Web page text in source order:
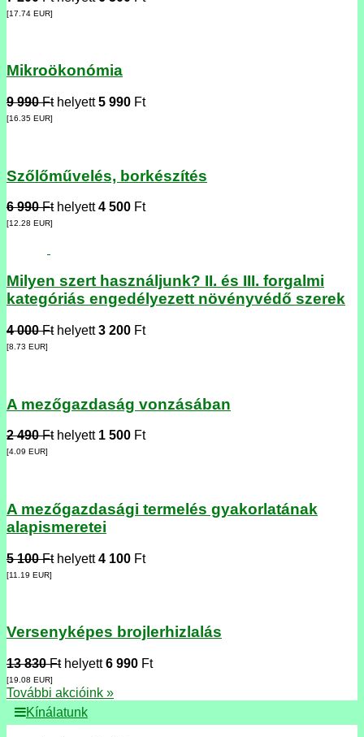
[17.74 EUR]
Mikroökonómia
9 990 Fthelyett5 990 Ft
[16.35 EUR]
Szőlőművelés, borkészítés
6 990 Fthelyett4 500 Ft
[12.28 EUR]
Milyen szert használjunk? II. és III. forgalmi
kategóriás engedélyezett növényvédő szerek
4 000 Fthelyett3 200 Ft
[8.73 EUR]
A mezőgazdaság vonzásában
2 490 Fthelyett 1 500 Ft
[4.09 EUR]
A mezőgazdasági termelés gyakorlatának
alapismeretei
5 100 Fthelyett4 100 Ft
[11.19 EUR]
Versenyképes brojlerhizlalás
13 830 Fthelyett6 990 Ft
[19.08 EUR]
További akcióink »
Kínálatunk